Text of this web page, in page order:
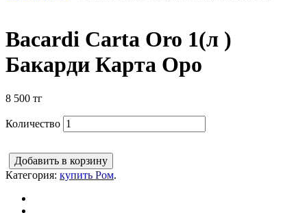
Bacardi Carta Oro 1(л )
Бакарди Карта Оро
8 500 тг
Количество
Добавить в корзину
Категория: купить Ром.